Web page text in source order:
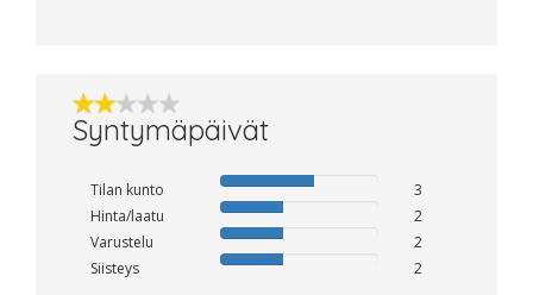
Syntymäpäivät
Tilan kunto
3
Hinta/laatu
2
Varustelu
2
Siisteys
2